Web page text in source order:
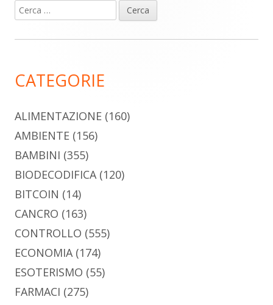
Barra
laterale
Ricerca
per:
CATEGORIE
ALIMENTAZIONE (160)
AMBIENTE (156)
BAMBINI (355)
BIODECODIFICA(120)
BITCOIN (14)
CANCRO (163)
CONTROLLO (555)
ECONOMIA(174)
ESOTERISMO (55)
FARMACI (275)